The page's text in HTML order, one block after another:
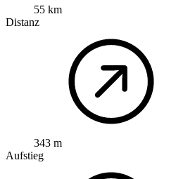
55 km
Distanz
343 m
Aufstieg